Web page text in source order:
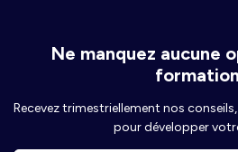
Ne manquez aucune
Recevez trimestriellement nos
pour développer